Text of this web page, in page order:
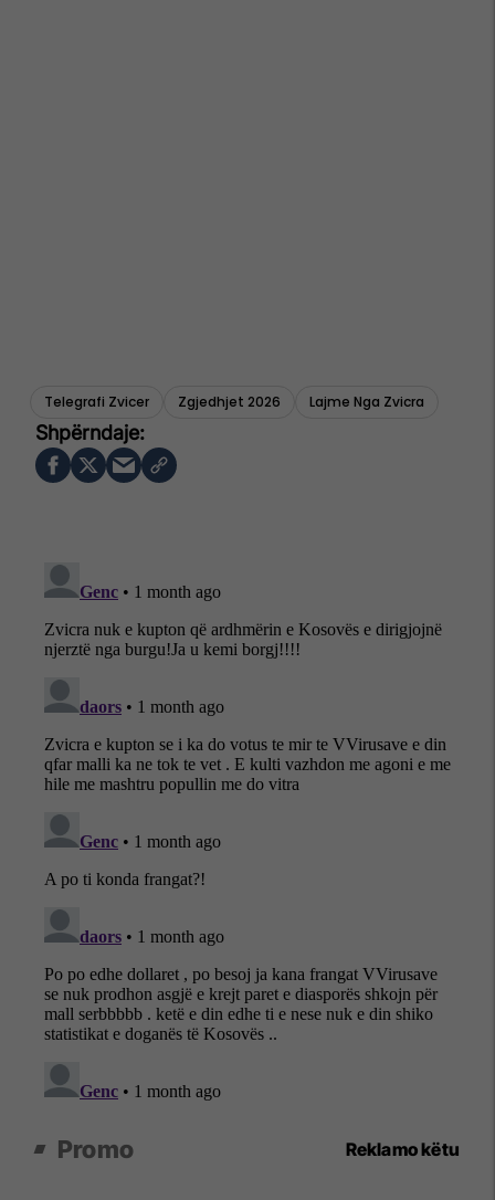
Telegrafi Zvicer Zgjedhjet 2026 Lajme Nga Zvicra
Promo Reklamo këtu